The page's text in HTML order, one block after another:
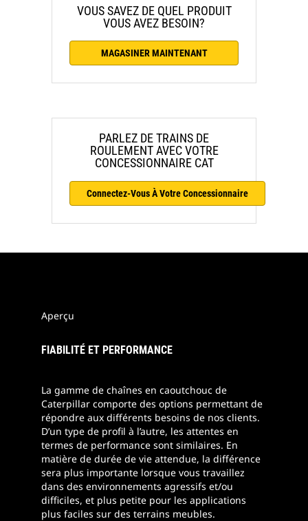
VOUS SAVEZ DE QUEL PRODUIT
VOUS AVEZ BESOIN?
MAGASINER MAINTENANT
PARLEZ DE TRAINS DE
ROULEMENT AVEC VOTRE
CONCESSIONNAIRE CAT
Connectez-Vous À Votre Concessionnaire
Aperçu
FIABILITÉ ET PERFORMANCE
La gamme de chaînes en caoutchouc de
Caterpillar comporte des options permettant de
répondre aux différents besoins de nos clients.
D’un type de profil à l’autre, les attentes en
termes de performance sont similaires. En
matière de durée de vie attendue, la différence
sera plus importante lorsque vous travaillez
dans des environnements agressifs et/ou
difficiles, et plus petite pour les applications
plus faciles sur des terrains meubles.